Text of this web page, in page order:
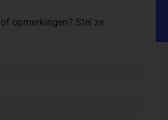
opmerkingen? Stel ze